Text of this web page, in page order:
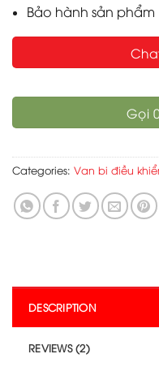
Bảo hành sản phẩm
Gọi
Categories: Van bi điều
DESCRIPTION
REVIEWS (2)